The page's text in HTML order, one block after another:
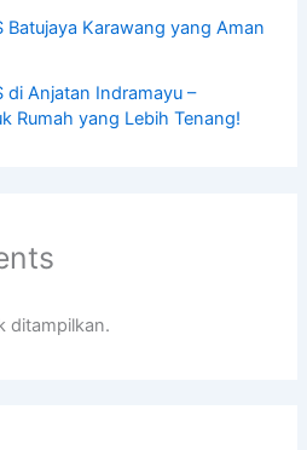
Batujaya Karawang yang Aman
di Anjatan Indramayu –
Rumah yang Lebih Tenang!
ditampilkan.